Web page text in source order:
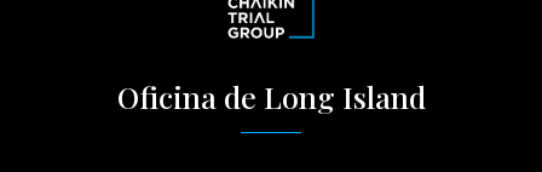
Oficina de Long Island